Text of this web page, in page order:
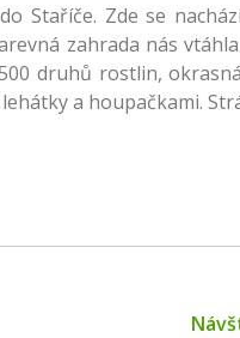
Staříče. Zde se
zahrada nás
druhů rostlin,
a houpačkami.